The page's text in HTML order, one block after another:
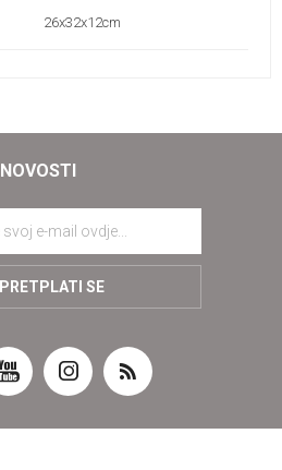
26x32x12cm
NOVOSTI
PRETPLATI SE